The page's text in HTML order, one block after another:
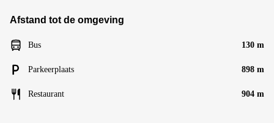
Afstand tot de omgeving
Bus 130 m
Parkeerplaats 898 m
Restaurant 904 m